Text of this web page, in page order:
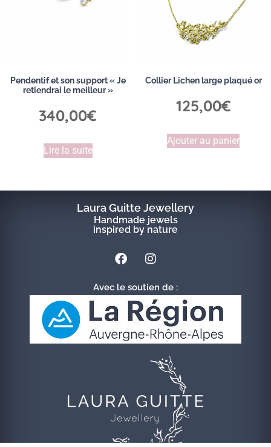
Pendentif et son support « Je
retiendrai le meilleur »
340,00€
Lire la suite
Collier Lichen large plaqué or
125,00€
Ajouter au panier
Laura Guitte Jewellery
Handmade jewels
inspired by nature
Avec le soutien de :